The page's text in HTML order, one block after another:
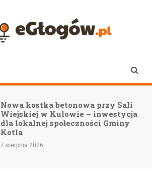
Nowa kostka betonowa przy Sali
Wiejskiej w Kulowie – inwestycja
dla lokalnej społeczności Gminy
Kotla
7 sierpnia 2026